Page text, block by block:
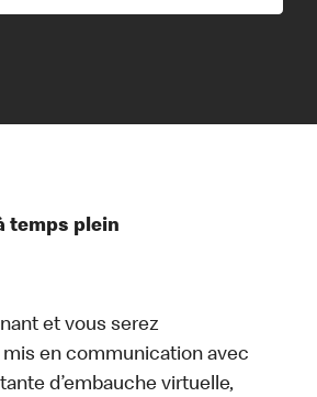
temps plein
et vous serez
en communication avec
d’embauche virtuelle,